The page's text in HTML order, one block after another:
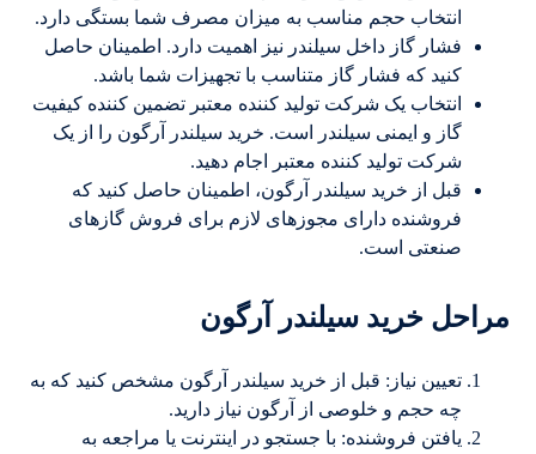
انتخاب حجم مناسب به میزان مصرف شما بستگی دارد.
فشار گاز داخل سیلندر نیز اهمیت دارد. اطمینان حاصل
کنید که فشار گاز متناسب با تجهیزات شما باشد.
انتخاب یک شرکت تولید کننده معتبر تضمین کننده کیفیت
گاز و ایمنی سیلندر است. خرید سیلندر آرگون را از یک
شرکت تولید کننده معتبر اجام دهید.
قبل از خرید سیلندر آرگون، اطمینان حاصل کنید که
فروشنده دارای مجوزهای لازم برای فروش گازهای
صنعتی است.
مراحل خرید سیلندر آرگون
تعیین نیاز: قبل از خرید سیلندر آرگون مشخص کنید که به
چه حجم و خلوصی از آرگون نیاز دارید.
یافتن فروشنده: با جستجو در اینترنت یا مراجعه به